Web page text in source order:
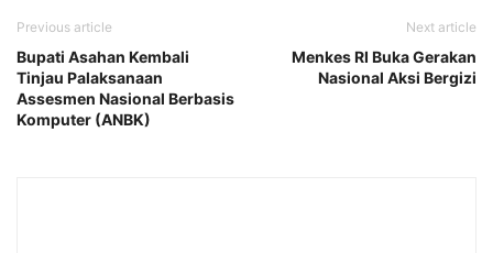
Previous article
Bupati Asahan Kembali
Tinjau Palaksanaan
Assesmen Nasional Berbasis
Komputer (ANBK)
Next article
Menkes RI Buka Gerakan
Nasional Aksi Bergizi